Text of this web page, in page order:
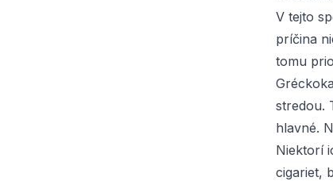
V tejto
príčina
tomu
stredou.
hlavné.
Niektorí
cigariet,